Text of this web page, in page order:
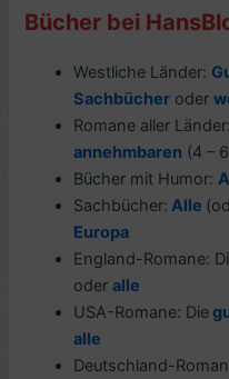
Bücher bei
Westliche Länder:
Sachbücher oder
Romane aller
annehmbaren (4 –
Bücher mit Humor:
Sachbücher: Alle
Europa
England-Romane:
oderalle
USA-Romane: Die
alle
Deutschland-